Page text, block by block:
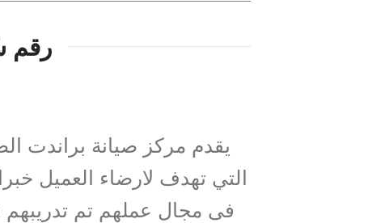
رقم
يقدم مركز صيانة براندت
التي تهدف لارضاء العميل
فى مجال عملهم تم تدريبهم